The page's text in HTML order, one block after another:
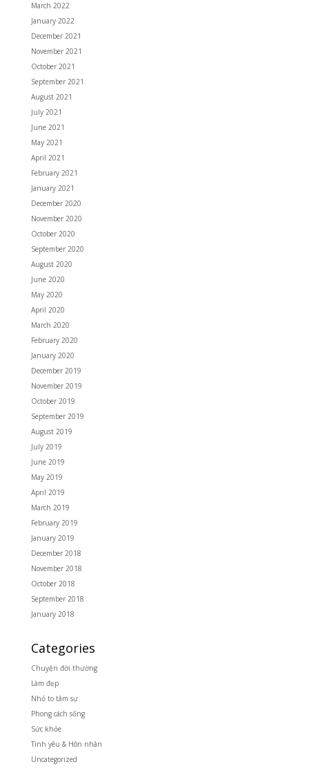
March 2022
January 2022
December 2021
November 2021
October 2021
September 2021
August 2021
July 2021
June 2021
May 2021
April 2021
February 2021
January 2021
December 2020
November 2020
October 2020
September 2020
August 2020
June 2020
May 2020
April 2020
March 2020
February 2020
January 2020
December 2019
November 2019
October 2019
September 2019
August 2019
July 2019
June 2019
May 2019
April 2019
March 2019
February 2019
January 2019
December 2018
November 2018
October 2018
September 2018
January 2018
Categories
Chuyện đời thường
Làm đẹp
Nhỏ to tâm sự
Phong cách sống
Sức khỏe
Tình yêu & Hôn nhân
Uncategorized